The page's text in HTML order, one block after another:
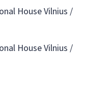
House Vilnius /
House Vilnius /